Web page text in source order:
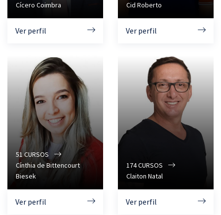
Cícero Coimbra
Ver perfil
Cid Roberto
Ver perfil
51CURSOS
Cínthia de Bittencourt
Biesek
Ver perfil
174CURSOS
Claiton Natal
Ver perfil